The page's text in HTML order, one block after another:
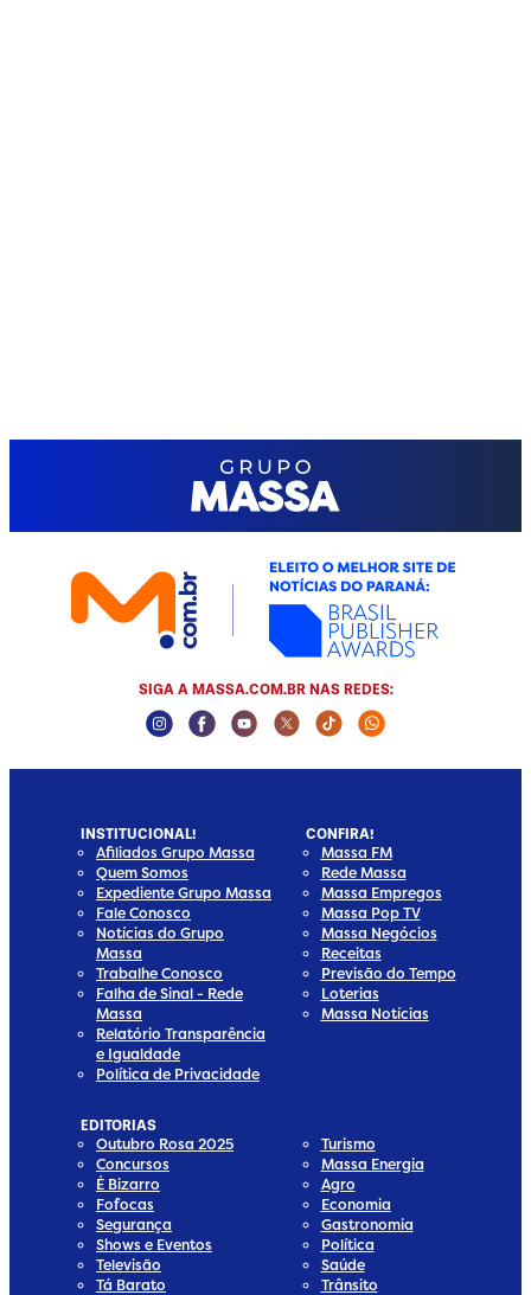
SIGA A MASSA.COM.BR NAS REDES:
Instagram Social Media
Facebook Social Media
Youtube Social Media
Twitter Social Media
Tiktok Social Media
Whatsapp
INSTITUCIONAL!
Afiliados Grupo Massa
Quem Somos
Expediente Grupo Massa
Fale Conosco
Notícias do Grupo
Massa
Trabalhe Conosco
Falha de Sinal - Rede
Massa
Relatório Transparência
e Igualdade
Política de Privacidade
CONFIRA!
Massa FM
Rede Massa
Massa Empregos
Massa Pop TV
Massa Negócios
Receitas
Previsão do Tempo
Loterias
Massa Notícias
EDITORIAS
Outubro Rosa 2025
Concursos
É Bizarro
Fofocas
Segurança
Shows e Eventos
Televisão
Tá Barato
Turismo
Massa Energia
Agro
Economia
Gastronomia
Política
Saúde
Trânsito